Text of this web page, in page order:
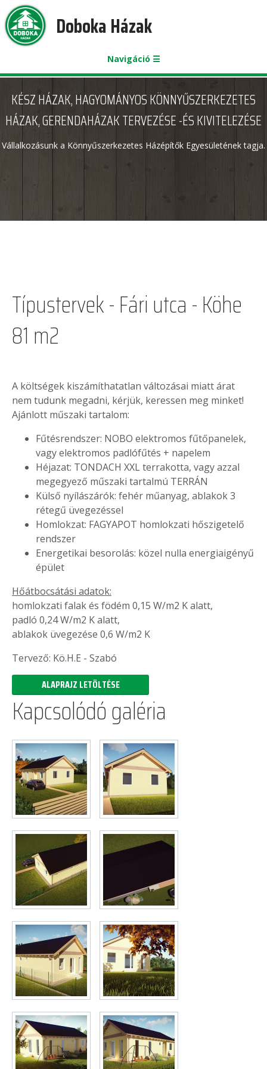
Doboka Házak
Navigáció ☰
KÉSZ HÁZAK, HAGYOMÁNYOS KÖNNYŰSZERKEZETES
HÁZAK, GERENDAHÁZAK TERVEZÉSE -ÉS KIVITELEZÉSE
Vállalkozásunk a Könnyűszerkezetes Házépítők Egyesületének tagja.
Típustervek - Fári utca - Köhe
81 m2
A költségek kiszámíthatatlan változásai miatt árat
nem tudunk megadni, kérjük, keressen meg minket!
Ajánlott műszaki tartalom:
Fűtésrendszer: NOBO elektromos fűtőpanelek,
vagy elektromos padlófűtés + napelem
Héjazat: TONDACH XXL terrakotta, vagy azzal
megegyező műszaki tartalmú TERRÁN
Külső nyílászárók: fehér műanyag, ablakok 3
rétegű üvegezéssel
Homlokzat: FAGYAPOT homlokzati hőszigetelő
rendszer
Energetikai besorolás: közel nulla energiaigényű
épület
Hőátbocsátási adatok:
homlokzati falak és födém 0,15 W/m2 K alatt,
padló 0,24 W/m2 K alatt,
ablakok üvegezése 0,6 W/m2 K
Tervező: Kö.H.E - Szabó
ALAPRAJZ LETÖLTÉSE
Kapcsolódó galéria